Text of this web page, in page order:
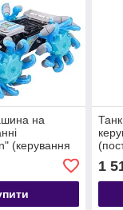
на
(керування
пультом) арт.
D-7
1